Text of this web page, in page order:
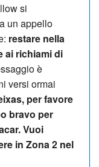
si
un appello
restare nella
ai richiami di
è
versi ormai
per favore
bravo per
Vuoi
in Zona 2 nel